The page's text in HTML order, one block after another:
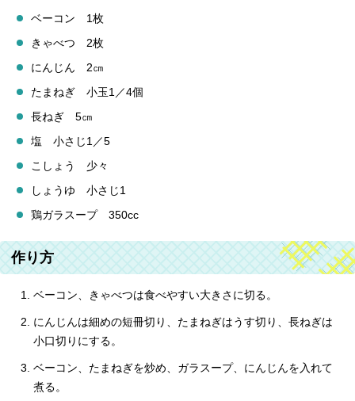
ベーコン 1枚
きゃべつ 2枚
にんじん 2㎝
たまねぎ 小玉1／4個
長ねぎ 5㎝
塩 小さじ1／5
こしょう 少々
しょうゆ 小さじ1
鶏ガラスープ 350cc
作り方
ベーコン、きゃべつは食べやすい大きさに切る。
にんじんは細めの短冊切り、たまねぎはうす切り、長ねぎは
小口切りにする。
ベーコン、たまねぎを炒め、ガラスープ、にんじんを入れて
煮る。